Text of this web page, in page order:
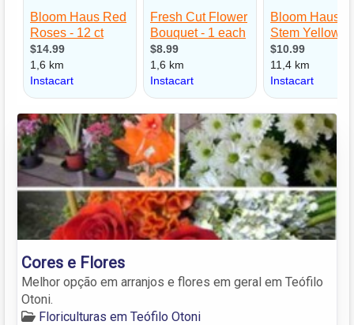
Cores e Flores
Melhor opção em arranjos e flores em geral em Teófilo
Otoni.
Floriculturas em Teófilo Otoni